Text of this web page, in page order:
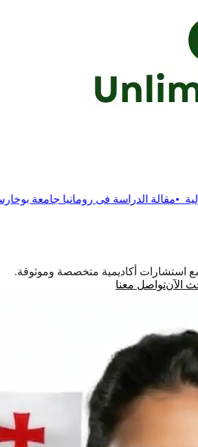
فى رومانيا جامعة بوخارست التقنية •مقالة
مع استشارات أكاديمية متخصصة وموثوقة.
الآنتواصل معنا